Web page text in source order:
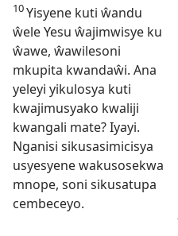
10Yisyene kuti ŵandu
ŵele Yesu ŵajimwisye ku
ŵawe, ŵawilesoni
mkupita kwandaŵi. Ana
yeleyi yikulosya kuti
kwajimusyako kwaliji
kwangali mate? Iyayi.
Nganisi sikusasimicisya
usyesyene wakusosekwa
mnope, soni sikusatupa
cembeceyo.